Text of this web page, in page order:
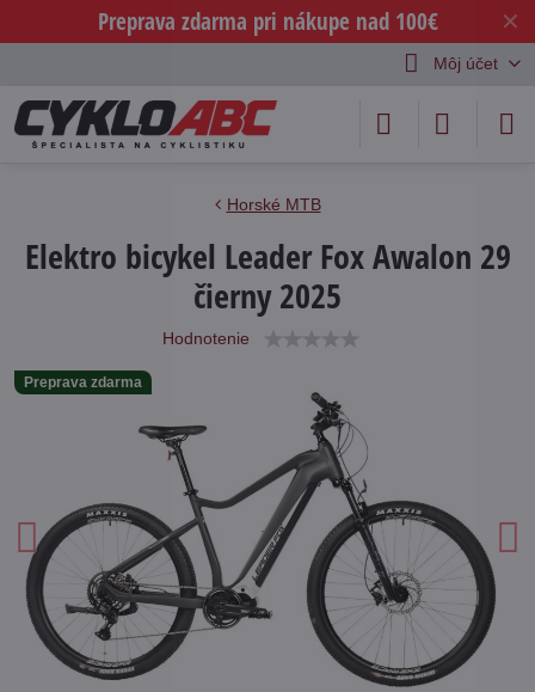
✕
Preprava zdarma pri nákupe nad 100€
Môj účet
Preprava zdarma
Horské MTB
Elektro bicykel Leader Fox Awalon 29
čierny 2025
Hodnotenie